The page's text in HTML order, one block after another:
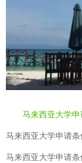
马来西亚大学
马来西亚大学申请条
马来西亚大学申请